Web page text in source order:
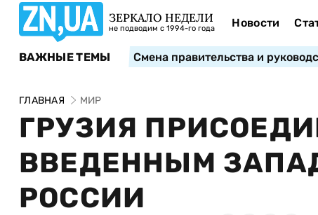
ЗЕРКАЛО НЕДЕЛИ
не подводим с 1994-го года Новости
ВАЖНЫЕ ТЕМЫ Смена правительства и
ГЛАВНАЯ МИР
ГРУЗИЯ
ВВЕДЕННЫМ
РОССИИ